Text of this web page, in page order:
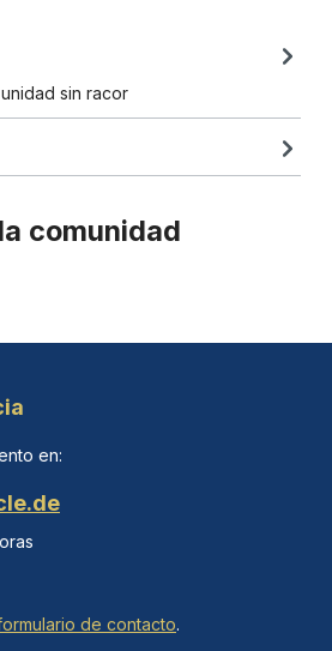
unidad sin racor
comunidad
en:
de contacto.